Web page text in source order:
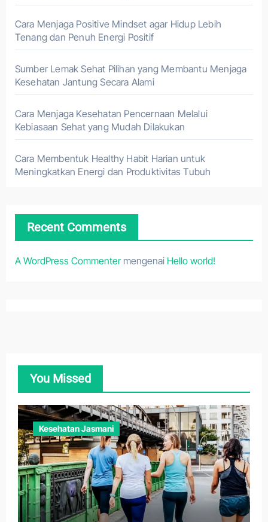
Cara Menjaga Positive Mindset agar Hidup Lebih
Tenang dan Penuh Energi Positif
Sumber Lemak Sehat Pilihan yang Membantu Menjaga
Kesehatan Jantung Secara Alami
Cara Menjaga Kesehatan Pencernaan Melalui
Kebiasaan Sehat yang Mudah Dilakukan
Cara Membentuk Healthy Habit Harian untuk
Meningkatkan Energi dan Produktivitas Tubuh
Recent Comments
A WordPress Commentermengenai Hello world!
You Missed
Kesehatan Jasmani